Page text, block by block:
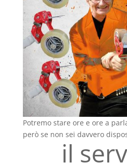
Potremo stare ore e ore a
però se non sei davvero
il